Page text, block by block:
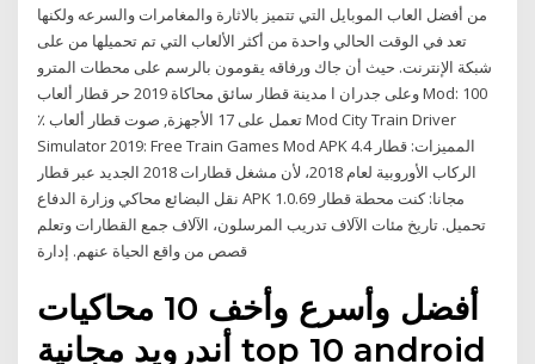
من أفضل العاب الموبايل التي تتميز بالاثارة والمغامرات والسرعه ولكنها
تعد في الوقت الحالي واحدة من أكثر الألعاب التي تم تحميلها من على
شبكة الإنترنت. حيث أن جاك ورفاقه يقومون بالرسم على محطات المترو
وعلى جدران ا مدينة قطار سائق محاكاة 2019 حر قطار ألعاب Mod: 100
٪ تعمل على 17 الأجهزة, صوت قطار ألعاب Mod City Train Driver
Simulator 2019: Free Train Games Mod APK 4.4 المميزات: قطار
الركاب الأوروبية لعام 2018، لأن مشغل قطارات 2018 الجديد عبر قطار
نقل البضائع محاكي وزارة الدفاع APK 1.0.69 مجانا: كنت محطة قطار
تحميل. تاريخ مئات الآلاف تدريب المرسلون، الآلاف جمع القطارات وتعلم
أفضل وأسرع وأخف 10 محاكيات
أندرويد مجانية top 10 android